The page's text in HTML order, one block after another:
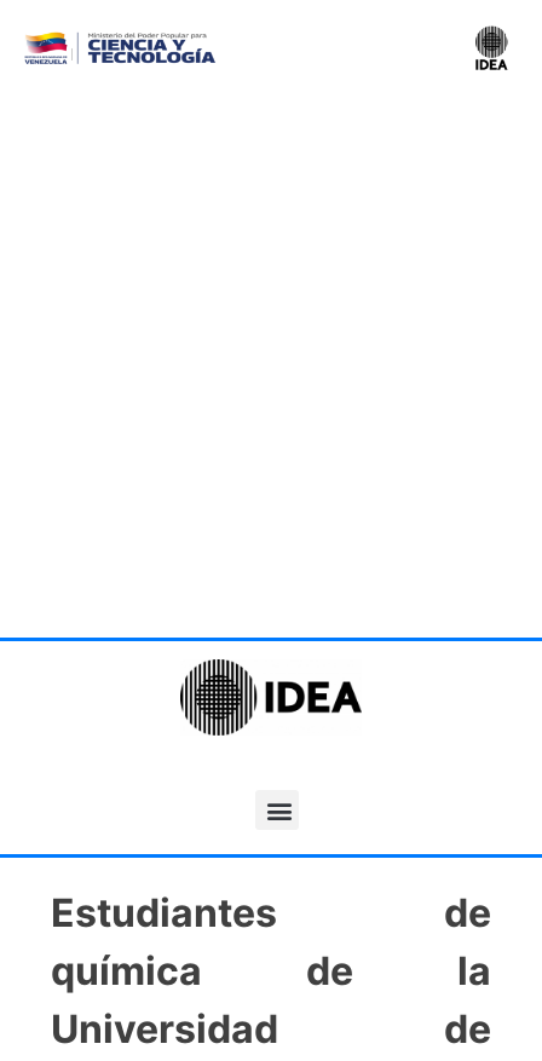
Estudiantes de
química de la
Universidad de